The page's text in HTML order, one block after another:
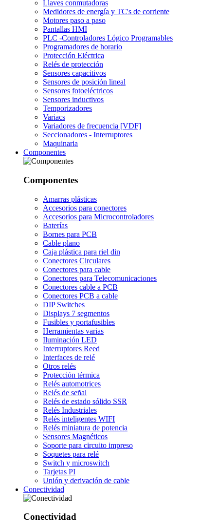
Llaves conmutadoras
Medidores de energía y TC's de corriente
Motores paso a paso
Pantallas HMI
PLC -Controladores Lógico Programables
Programadores de horario
Protección Eléctrica
Relés de protección
Sensores capacitivos
Sensores de posición lineal
Sensores fotoeléctricos
Sensores inductivos
Temporizadores
Variacs
Variadores de frecuencia [VDF]
Seccionadores - Interruptores
Maquinaria
Componentes
Componentes
Amarras plásticas
Accesorios para conectores
Accesorios para Microcontroladores
Baterías
Bornes para PCB
Cable plano
Caja plástica para riel din
Conectores Circulares
Conectores para cable
Conectores para Telecomunicaciones
Conectores cable a PCB
Conectores PCB a cable
DIP Switches
Displays 7 segmentos
Fusibles y portafusibles
Herramientas varias
Iluminación LED
Interruptores Reed
Interfaces de relé
Otros relés
Protección térmica
Relés automotrices
Relés de señal
Relés de estado sólido SSR
Relés Industriales
Relés inteligentes WIFI
Relés miniatura de potencia
Sensores Magnéticos
Soporte para circuito impreso
Soquetes para relé
Switch y microswitch
Tarjetas PI
Unión y derivación de cable
Conectividad
Conectividad